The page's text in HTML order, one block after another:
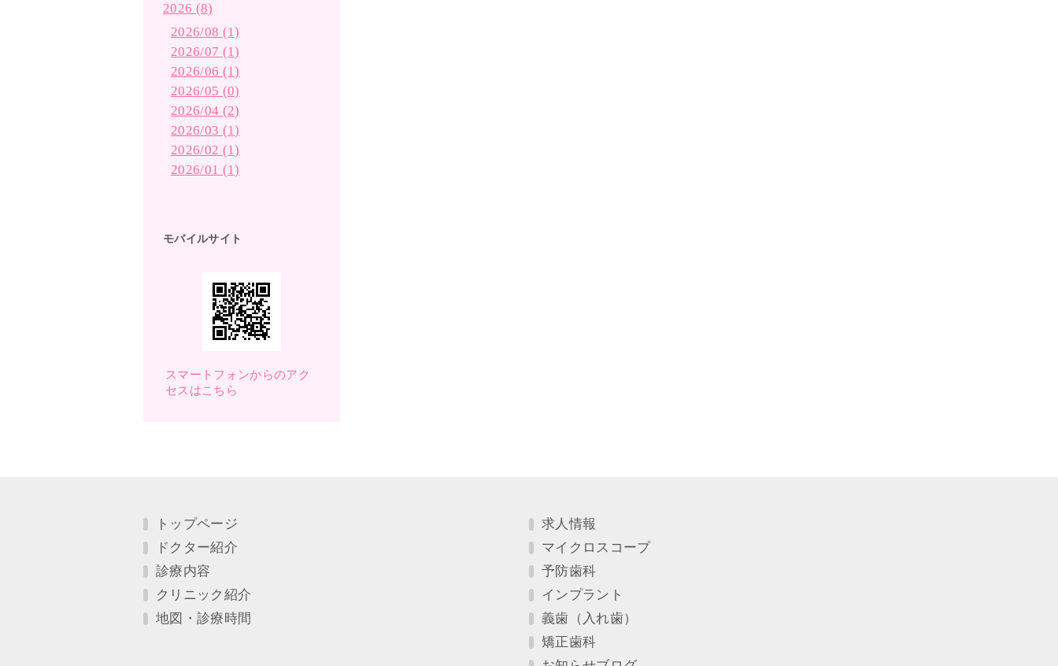
2026 (8)
2026/08 (1)
2026/07 (1)
2026/06 (1)
2026/05 (0)
2026/04 (2)
2026/03 (1)
2026/02 (1)
2026/01 (1)
モバイルサイト
スマートフォンからのアク
セスはこちら
トップページ
ドクター紹介
診療内容
クリニック紹介
地図・診療時間
求人情報
マイクロスコープ
予防歯科
インプラント
義歯（入れ歯）
矯正歯科